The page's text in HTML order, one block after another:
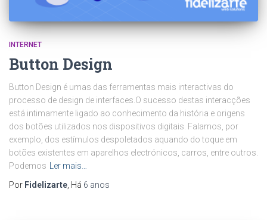
INTERNET
Button Design
Button Design é umas das ferramentas mais interactivas do
processo de design de interfaces.O sucesso destas interacções
está intimamente ligado ao conhecimento da história e origens
dos botões utilizados nos dispositivos digitais. Falamos, por
exemplo, dos estímulos despoletados aquando do toque em
botões existentes em aparelhos electrónicos, carros, entre outros.
Podemos
Ler mais…
Por Fidelizarte , Há 6 anos